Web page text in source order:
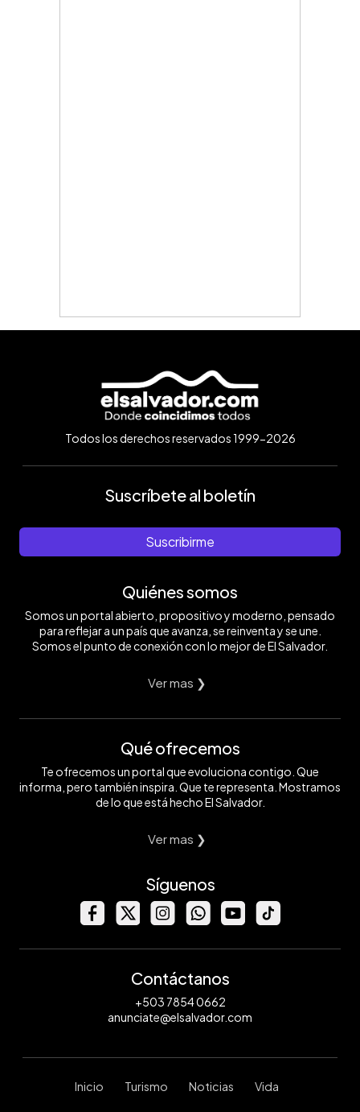
Todos los derechos reservados 1999-2026
Suscríbete al boletín
Suscribirme
Quiénes somos
Somos un portal abierto, propositivo y moderno, pensado
para reflejar a un país que avanza, se reinventa y se une.
Somos el punto de conexión con lo mejor de El Salvador.
Ver mas ❯
Qué ofrecemos
Te ofrecemos un portal que evoluciona contigo. Que
informa, pero también inspira. Que te representa. Mostramos
de lo que está hecho El Salvador.
Ver mas ❯
Síguenos
Contáctanos
+503 7854 0662
anunciate@elsalvador.com
Inicio Turismo Noticias Vida